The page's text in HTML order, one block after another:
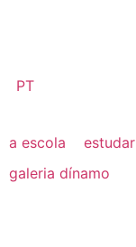
PT
a escola estudar
galeria dínamo